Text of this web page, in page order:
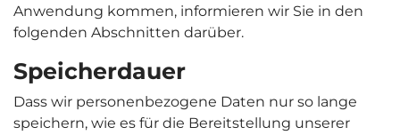
Anwendung kommen, informieren wir Sie in den
folgenden Abschnitten darüber.
Speicherdauer
Dass wir personenbezogene Daten nur so lange
speichern, wie es für die Bereitstellung unserer